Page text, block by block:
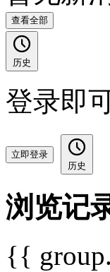
查看全部
历史
登录即
立即登录
历史
浏览记
{{